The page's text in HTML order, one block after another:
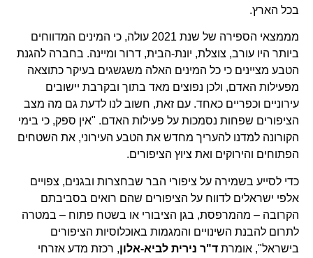
בכל הארץ.
מממצאי הספירה של שנת 2021 עולה, כי המינים המדווחים
ביותר היו עורב, צוצלת, יונת-הבית, דרור ומיינה. בחברה להגנת
הטבע מציינים כי כל המינים האלה משגשגים בעיקר כתוצאה
מפעילות האדם, ולכן נפוצים מאד בתוך ובקרבת יישובים
עירוניים וכפריים כאחד. עם זאת, חשוב לנו לדעת גם מה מצב
הציפורים שפחות נסמכות על פעילות האדם. "אין ספק, כי בימי
הקורונה למדנו להעריך מחדש את הטבע העירוני, את השטחים
הפתוחים והירוקים ואת ציוץ הציפורים.
כדי לסייע בשמירה על ציפורי הבר שבחצרות ובגנים, צפויים
אלפי ישראלים לדווח על הציפורים שהם רואים בסביבתם
הקרובה – מהמרפסת, בגן הציבורי או בשטח פתוח – במטרה
לתרום להבנת השינויים והמגמות באוכלוסיות הציפורים
בישראל", אומרתד"ר נירית לביא-אלון, רכזת מדע אזרחי